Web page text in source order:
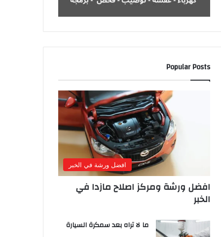
Popular Posts
افضل ورشة في الخبر
افضل ورشة ومركز اصلاح مازدا في
الخبر
ما لا تراه بعد سمكرة السيارة